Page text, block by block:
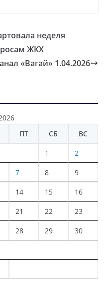
неделя
ЖКХ
«Вагай» 1.04.2026
ПТ СБ ВС
1 2
7 8 9
14 15 16
21 22 23
28 29 30